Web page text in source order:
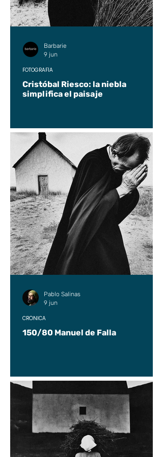
Cristóbal Riesco: la niebla
simplifica el paisaje
FOTOGRAFÍA
Barbarie
9 jun
150/80 Manuel de Falla
CRÓNICA
Pablo Salinas
9 jun